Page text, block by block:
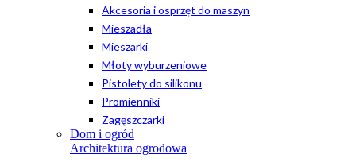
Akcesoria i osprzęt do maszyn
Mieszadła
Mieszarki
Młoty wyburzeniowe
Pistolety do silikonu
Promienniki
Zagęszczarki
Dom i ogród
Architektura ogrodowa